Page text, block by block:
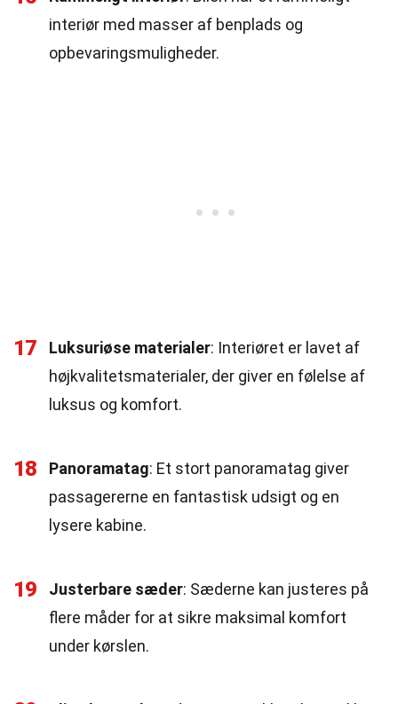
interiør med masser af benplads og
opbevaringsmuligheder.
17 Luksuriøse materialer: Interiøret er lavet af
højkvalitetsmaterialer, der giver en følelse af
luksus og komfort.
18 Panoramatag: Et stort panoramatag giver
passagererne en fantastisk udsigt og en
lysere kabine.
19 Justerbare sæder: Sæderne kan justeres på
flere måder for at sikre maksimal komfort
under kørslen.